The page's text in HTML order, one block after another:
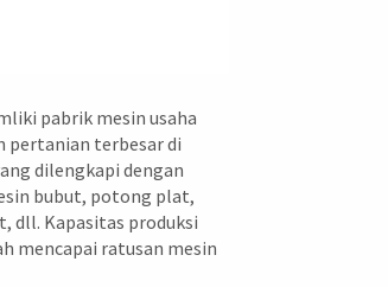
pabrik mesin usaha
pertanian terbesar di
dilengkapi dengan
bubut, potong plat,
dll. Kapasitas produksi
mencapai ratusan mesin